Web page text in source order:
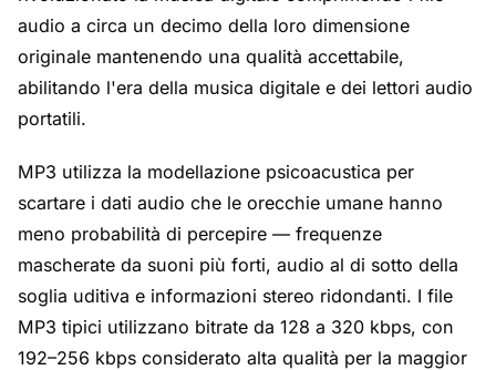
audio a circa un decimo della loro dimensione
originale mantenendo una qualità accettabile,
abilitando l'era della musica digitale e dei lettori audio
portatili.
MP3 utilizza la modellazione psicoacustica per
scartare i dati audio che le orecchie umane hanno
meno probabilità di percepire — frequenze
mascherate da suoni più forti, audio al di sotto della
soglia uditiva e informazioni stereo ridondanti. I file
MP3 tipici utilizzano bitrate da 128 a 320 kbps, con
192–256 kbps considerato alta qualità per la maggior